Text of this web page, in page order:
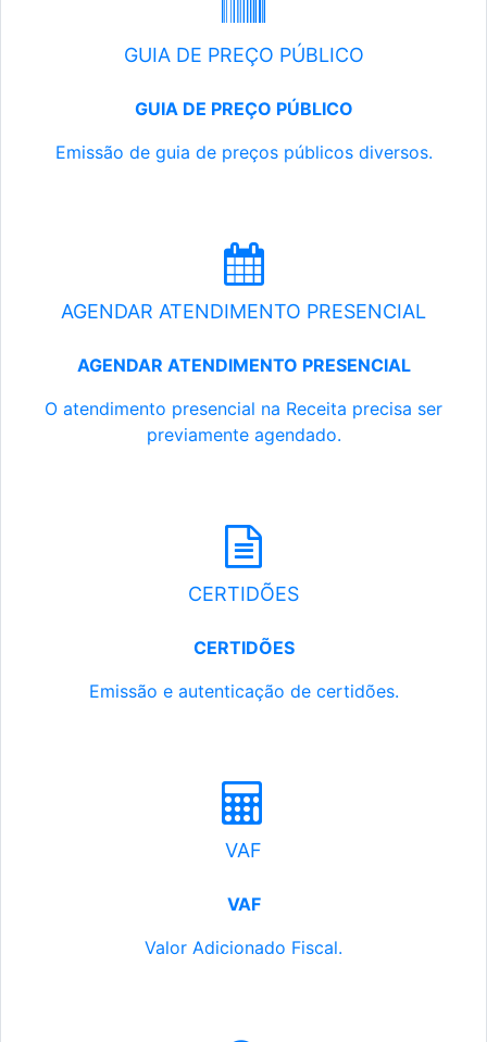
GUIA DE PREÇO PÚBLICO
GUIA DE PREÇO PÚBLICO
Emissão de guia de preços públicos diversos.
AGENDAR ATENDIMENTO PRESENCIAL
AGENDAR ATENDIMENTO PRESENCIAL
O atendimento presencial na Receita precisa ser
previamente agendado.
CERTIDÕES
CERTIDÕES
Emissão e autenticação de certidões.
VAF
VAF
Valor Adicionado Fiscal.